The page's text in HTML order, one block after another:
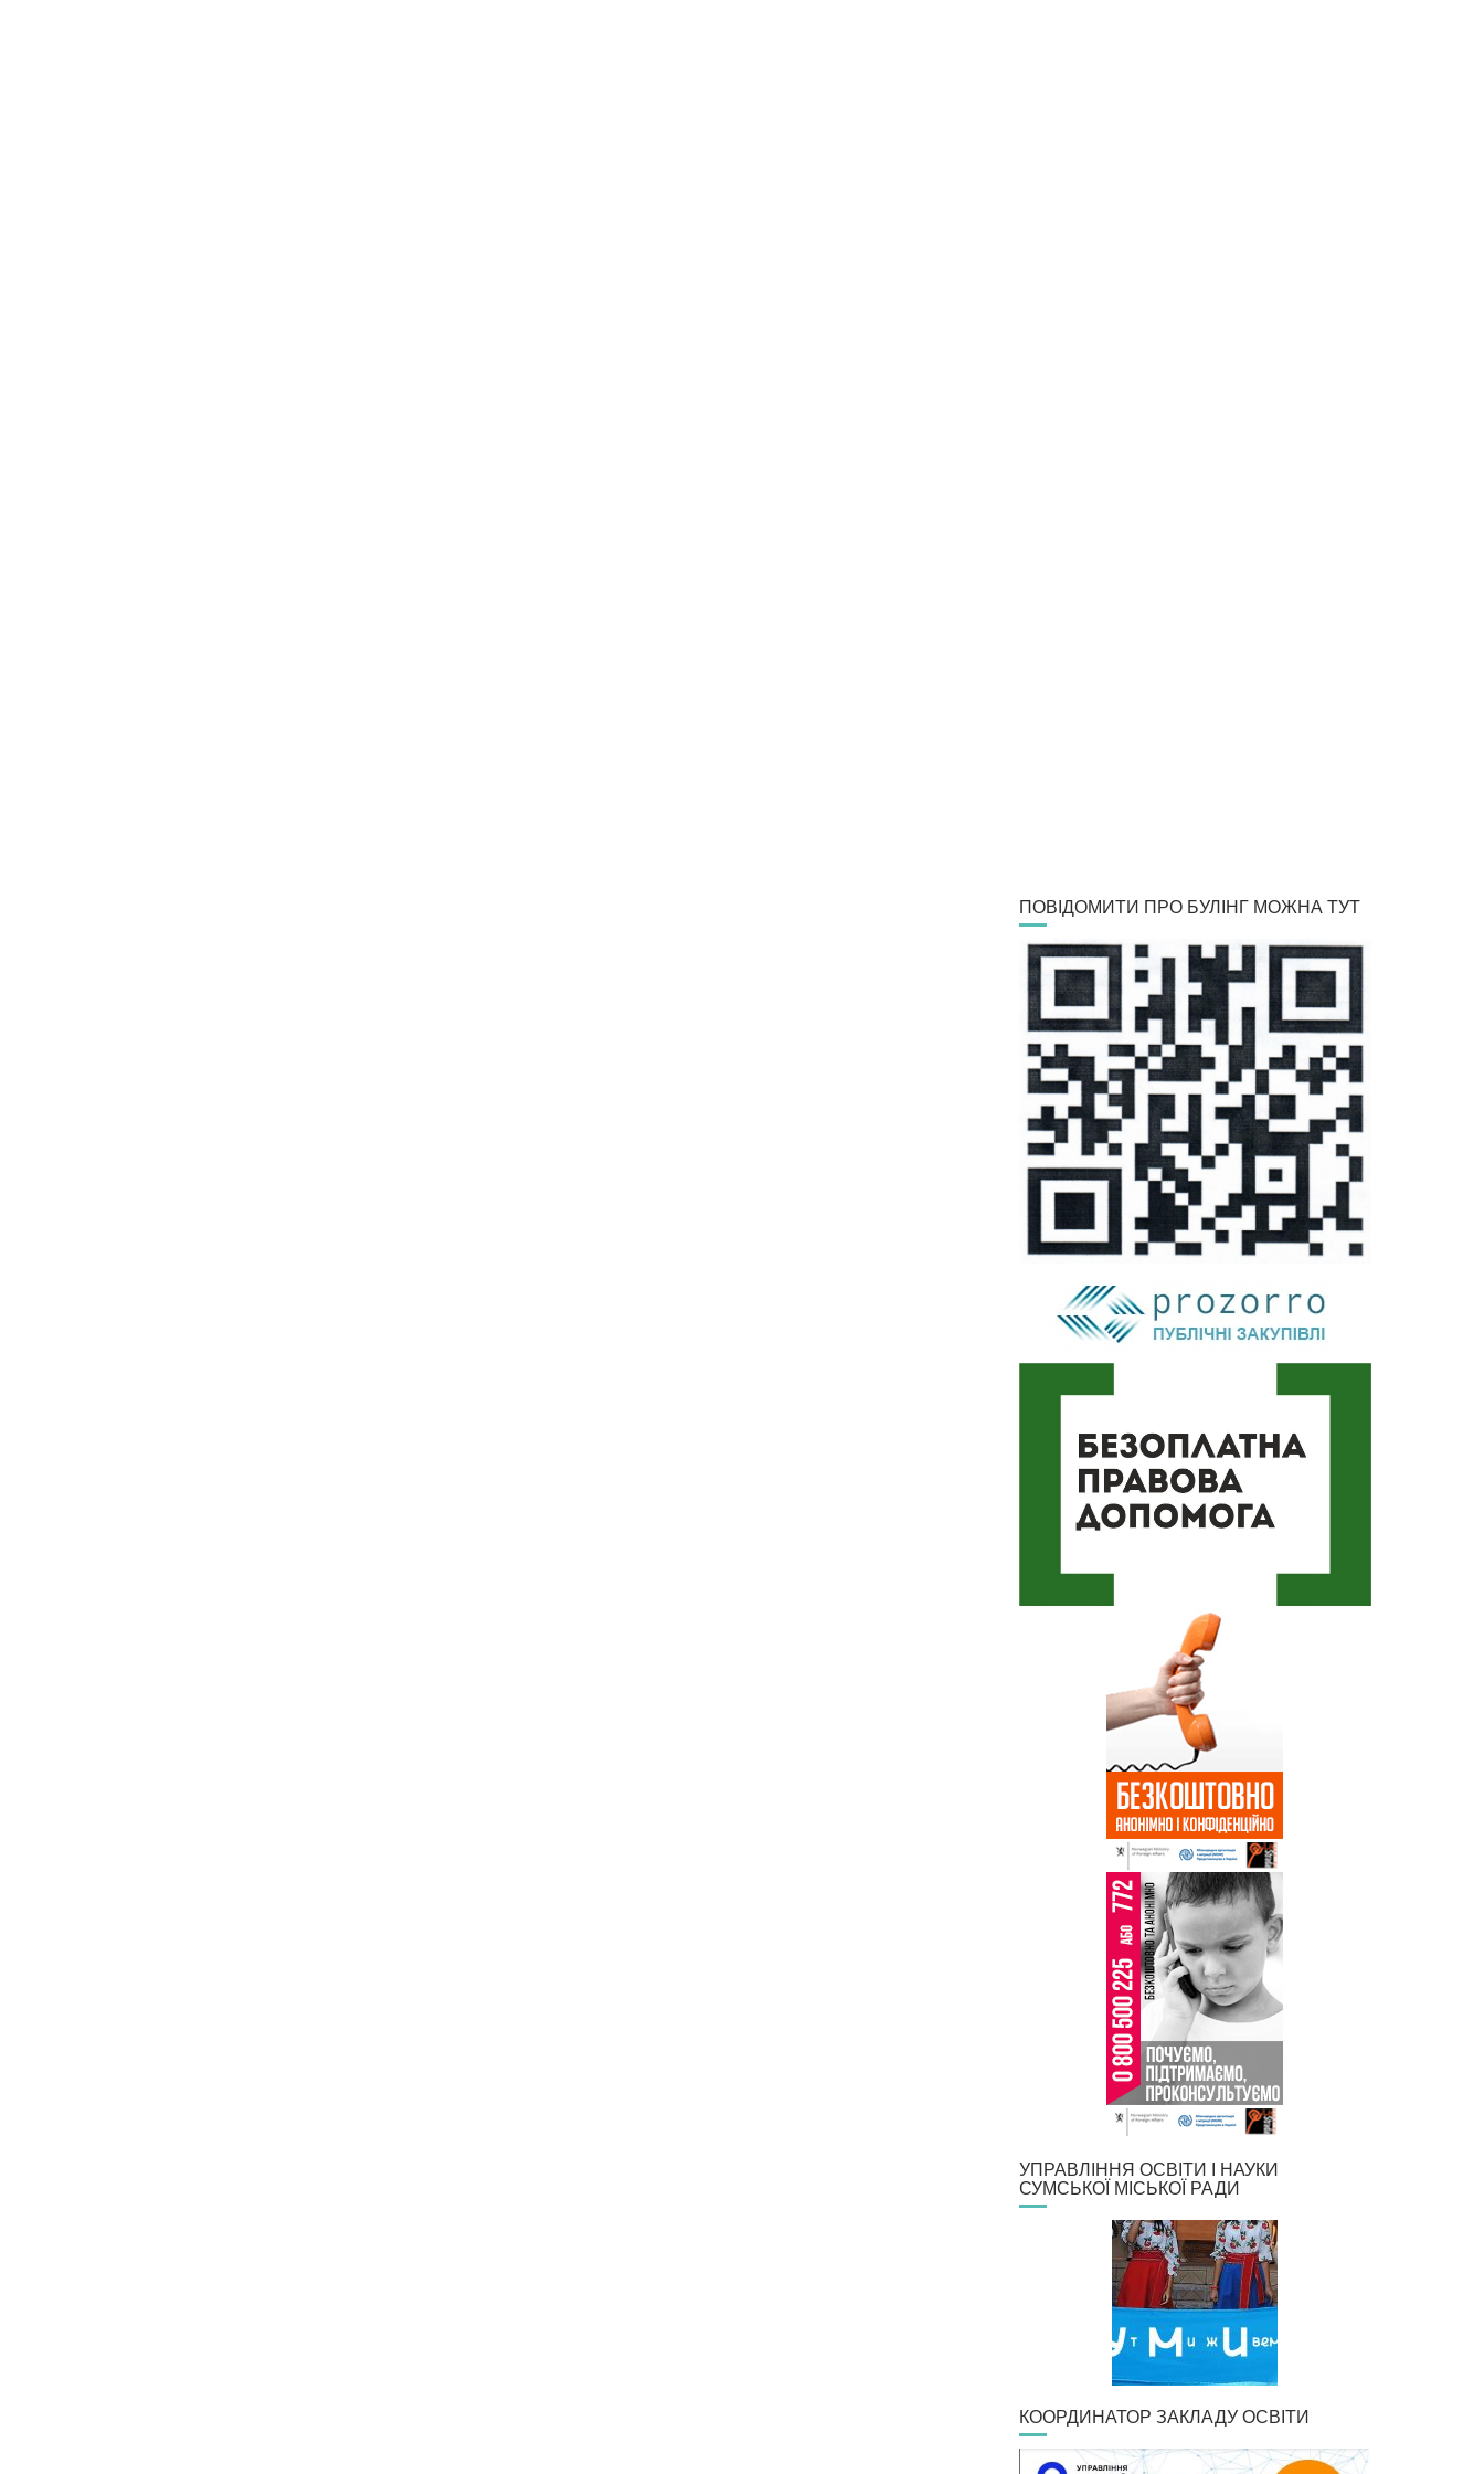
ПОВІДОМИТИ ПРО БУЛІНГ МОЖНА ТУТ
УПРАВЛІННЯ ОСВІТИ І НАУКИ
СУМСЬКОЇ МІСЬКОЇ РАДИ
КООРДИНАТОР ЗАКЛАДУ ОСВІТИ